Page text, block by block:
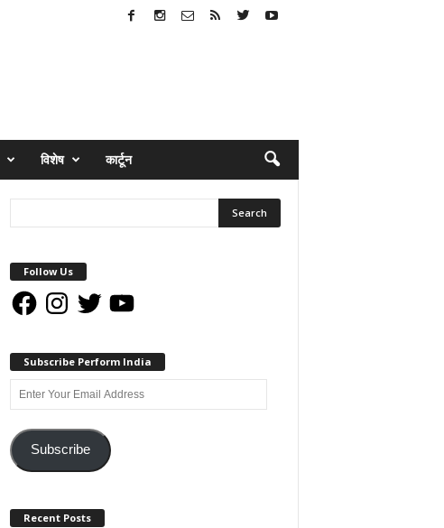
विशेष कार्टून
Follow Us
FacebookInstagram
Twitter YouTube
Subscribe Perform India
Enter
Your
AddressSubscribe
Recent Posts